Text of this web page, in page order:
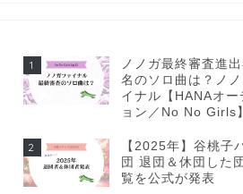
1
ノノガ最終審査進
名のソロ曲は？ノ
イナル【HANAオー
ョン／No No Girls】
2
【2025年】谷桃子
団 退団＆休団した
覧を公式が発表